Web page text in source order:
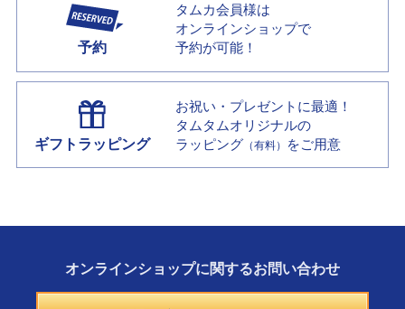
予約
タムカ会員様は
オンラインショップで
予約が可能！
ギフトラッピング
お祝い・プレゼントに最適！
タムタムオリジナルの
ラッピング （有料） をご用意
オンラインショップに関するお問い合わせ